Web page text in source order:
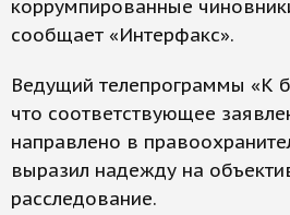
коррумпированные
сообщает «Интерфакс».
Ведущий телепрограммы «К
что соответствующее
направлено в
выразил надежду на
расследование.